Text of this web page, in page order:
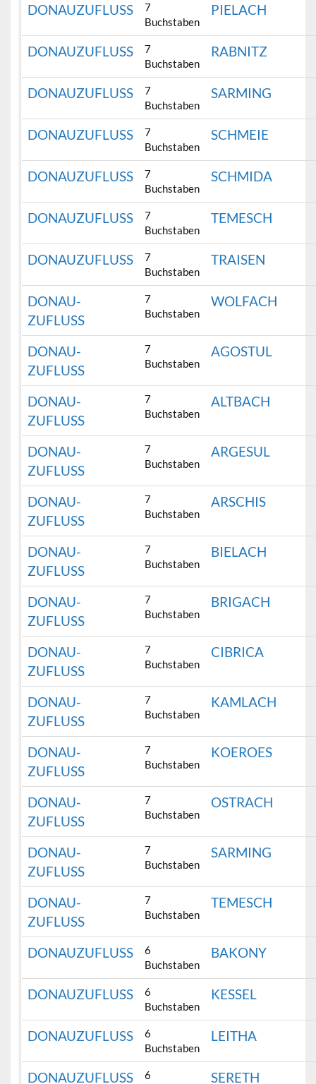
DONAUZUFLUSS
7
Buchstaben
PIELACH
DONAUZUFLUSS
7
Buchstaben
RABNITZ
DONAUZUFLUSS
7
Buchstaben
SARMING
DONAUZUFLUSS
7
Buchstaben
SCHMEIE
DONAUZUFLUSS
7
Buchstaben
SCHMIDA
DONAUZUFLUSS
7
Buchstaben
TEMESCH
DONAUZUFLUSS
7
Buchstaben
TRAISEN
DONAU-
ZUFLUSS
7
Buchstaben
WOLFACH
DONAU-
ZUFLUSS
7
Buchstaben
AGOSTUL
DONAU-
ZUFLUSS
7
Buchstaben
ALTBACH
DONAU-
ZUFLUSS
7
Buchstaben
ARGESUL
DONAU-
ZUFLUSS
7
Buchstaben
ARSCHIS
DONAU-
ZUFLUSS
7
Buchstaben
BIELACH
DONAU-
ZUFLUSS
7
Buchstaben
BRIGACH
DONAU-
ZUFLUSS
7
Buchstaben
CIBRICA
DONAU-
ZUFLUSS
7
Buchstaben
KAMLACH
DONAU-
ZUFLUSS
7
Buchstaben
KOEROES
DONAU-
ZUFLUSS
7
Buchstaben
OSTRACH
DONAU-
ZUFLUSS
7
Buchstaben
SARMING
DONAU-
ZUFLUSS
7
Buchstaben
TEMESCH
DONAUZUFLUSS
6
Buchstaben
BAKONY
DONAUZUFLUSS
6
Buchstaben
KESSEL
DONAUZUFLUSS
6
Buchstaben
LEITHA
DONAUZUFLUSS
6
SERETH